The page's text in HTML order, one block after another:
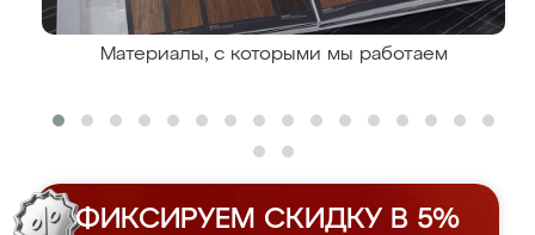
Материалы, с которыми мы работаем
ФИКСИРУЕМ СКИДКУ В 5%